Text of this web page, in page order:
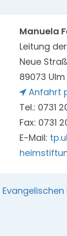
Manuela
Leitung
Neue
89073 Ulm
Anfahrt
Tel.: 0731
Fax: 0731
E-Mail: